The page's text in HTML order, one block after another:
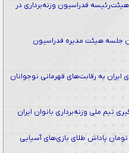
فدراسیون وزنه‌برداری در
جلسه هیئت مدیره فدراسیون
ایران به رقابت‌های قهرمانی نوجوانان
تیم ملی وزنه‌برداری بانوان ایران
۳ میلیارد تومان پاداش طلای بازی‌های آسیایی